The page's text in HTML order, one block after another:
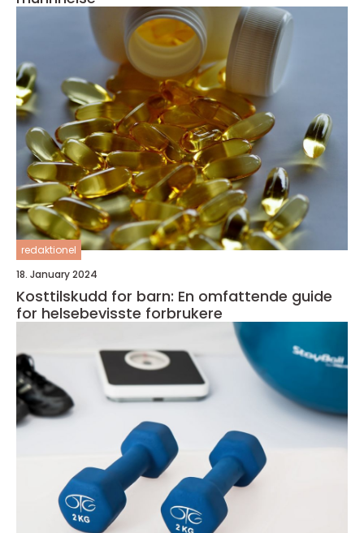
redaktionel
18. January 2024
Kosttilskudd for barn: En omfattende guide
for helsebevisste forbrukere